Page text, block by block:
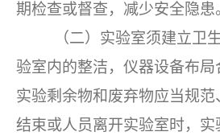
期检查或督查，减少安全隐患
（二）实验室须建立卫
验室内的整洁，仪器设备布局
实验剩余物和废弃物应当规
结束或人员离开实验室时，实